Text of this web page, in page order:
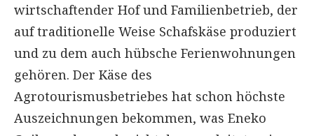
wirtschaftender Hof und Familienbetrieb, der
auf traditionelle Weise Schafskäse produziert
und zu dem auch hübsche Ferienwohnungen
gehören. Der Käse des
Agrotourismusbetriebes hat schon höchste
Auszeichnungen bekommen, was Eneko